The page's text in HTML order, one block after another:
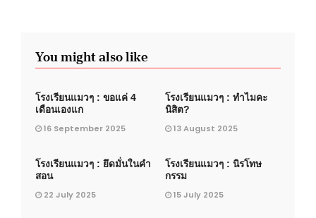
You might also like
โรงเรียนแมวๆ : ขอแค่ 4
เดือนเองแก
16 September 2025
โรงเรียนแมวๆ : ทำไมคะ
นิสิต?
13 August 2025
โรงเรียนแมวๆ : ยึดมั่นในคำ
สอน
22 July 2025
โรงเรียนแมวๆ : นิรโทษ
กรรม
15 July 2025